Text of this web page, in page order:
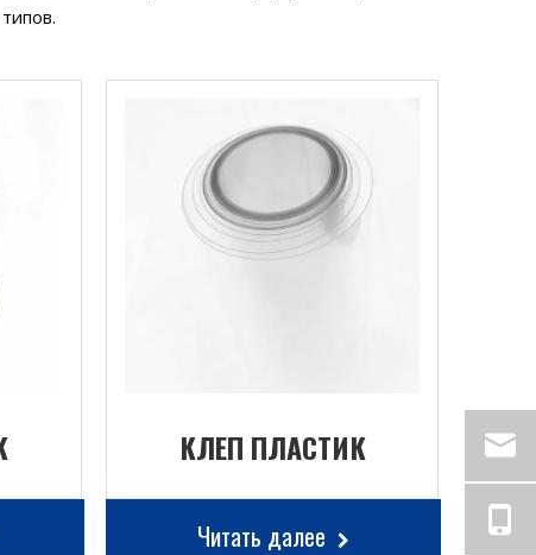
КЛЕП ПЛАСТИК
Читать далее